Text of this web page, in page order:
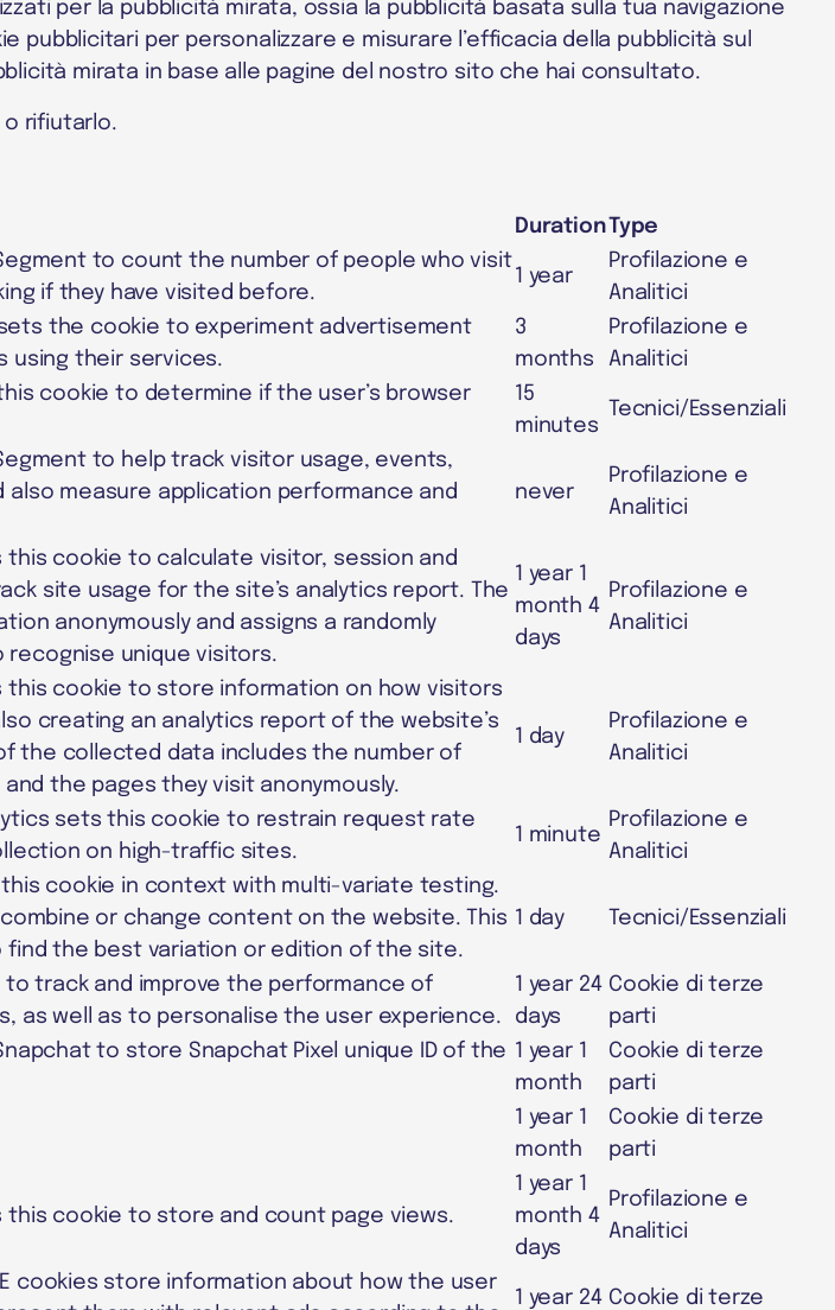
per la pubblicità mirata, ossia la pubblicità basata sulla tua navigazione
pubblicitari per personalizzare e misurare l’efficacia della pubblicità sul
mirata in base alle pagine del nostro sito che hai consultato.
rifiutarlo.
DurationType
to count the number of people who visit
if they have visited before.
1 year
Profilazione e
Analitici
sets the cookie to experiment advertisement
using their services.
3
months
Profilazione e
Analitici
cookie to determine if the user’s browser
15
minutes
Tecnici/Essenziali
to help track visitor usage, events,
also measure application performance and
never
Profilazione e
Analitici
this cookie to calculate visitor, session and
site usage for the site’s analytics report. The
anonymously and assigns a randomly
unique visitors.
1 year 1
month 4
days
Profilazione e
Analitici
this cookie to store information on how visitors
creating an analytics report of the website’s
the collected data includes the number of
the pages they visit anonymously.
1 day
Profilazione e
Analitici
sets this cookie to restrain request rate
on high-traffic sites.
1 minute
Profilazione e
Analitici
cookie in context with multi-variate testing.
combine or change content on the website. This
find the best variation or edition of the site.
1 day Tecnici/Essenziali
to track and improve the performance of
as well as to personalise the user experience.
1 year 24
days
Cookie di terze
parti
to store Snapchat Pixel unique ID of the 1 year 1
month
Cookie di terze
parti
1 year 1
month
Cookie di terze
parti
this cookie to store and count page views.
1 year 1
month 4
days
Profilazione e
Analitici
cookies store information about how the user
1 year 24 Cookie di terze